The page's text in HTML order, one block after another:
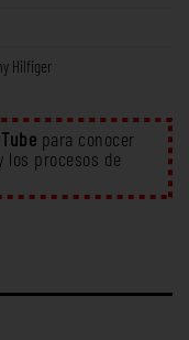
Hilfiger
para conocer
procesos de